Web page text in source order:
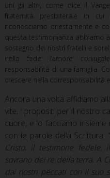
uni gli altri, come dice il
fraternità
presbiterale
in cui
riconosciamo onestamente e
questa testimonianza abbiamo
sostegno dei nostri fratelli e
nella fede l’amore
responsabilità di una famiglia.
crescere nella corresponsabilità
Ancora una volta affidiamo
vite, i propositi per il nostro
cuore, e lo facciamo insieme
con le parole della Scrittura: “
Cristo, il testimone
sovrano dei re della terra. A
dai nostri peccati con il suo